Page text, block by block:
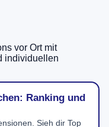
vor Ort mit
individuellen
Ranking und
Sieh dir Top